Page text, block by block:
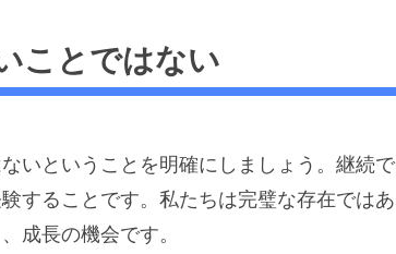
ことではない
いということを明確にしましょう。継続で
することです。私たちは完璧な存在ではあ
成長の機会です。